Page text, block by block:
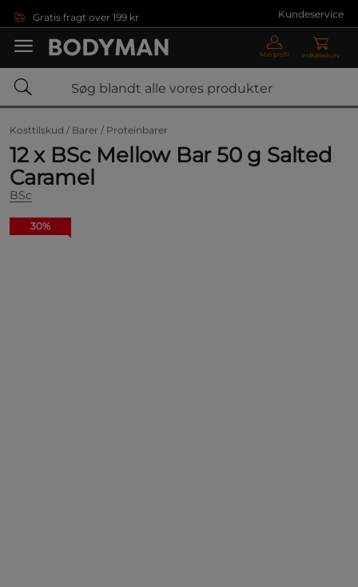
Gratis fragt over 199 kr Kundeservice
Min profil Indkøbskurv
Kosttilskud / Barer / Proteinbarer
12 x BSc Mellow Bar 50 g Salted
Caramel
BSc
30%